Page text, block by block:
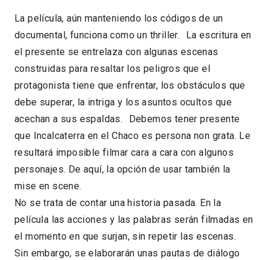
La película, aún manteniendo los códigos de un
documental, funciona como un thriller. La escritura en
el presente se entrelaza con algunas escenas
construidas para resaltar los peligros que el
protagonista tiene que enfrentar, los obstáculos que
debe superar, la intriga y los asuntos ocultos que
acechan a sus espaldas. Debemos tener presente
que Incalcaterra en el Chaco es persona non grata. Le
resultará imposible filmar cara a cara con algunos
personajes. De aquí, la opción de usar también la
mise en scene.
No se trata de contar una historia pasada. En la
película las acciones y las palabras serán filmadas en
el momento en que surjan, sin repetir las escenas.
Sin embargo, se elaborarán unas pautas de diálogo